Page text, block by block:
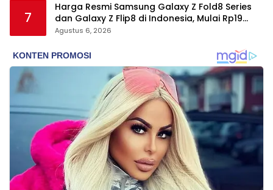
7
Harga Resmi Samsung Galaxy Z Fold8 Series
dan Galaxy Z Flip8 di Indonesia, Mulai Rp19
Jutaan
Agustus 6, 2026